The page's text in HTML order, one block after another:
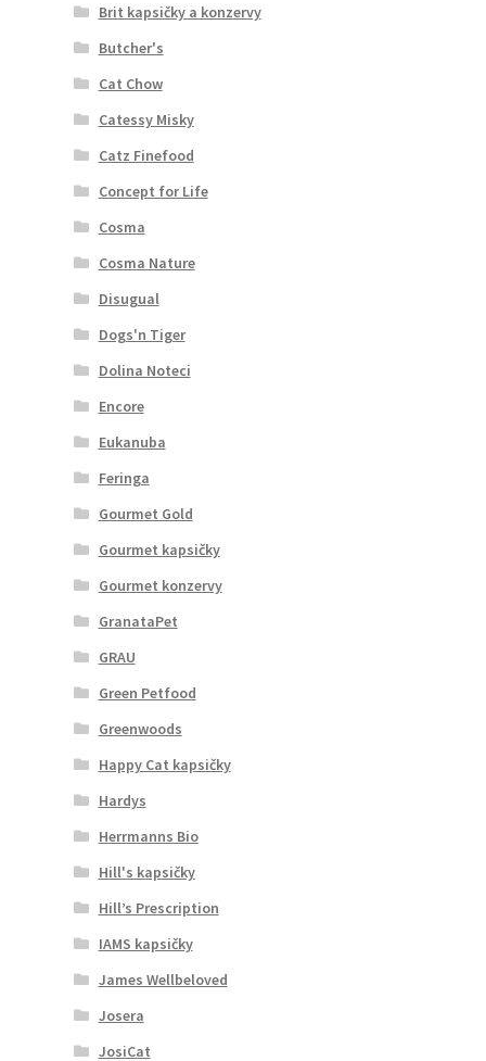
Brit kapsičky a konzervy
Butcher's
Cat Chow
Catessy Misky
Catz Finefood
Concept for Life
Cosma
Cosma Nature
Disugual
Dogs'n Tiger
Dolina Noteci
Encore
Eukanuba
Feringa
Gourmet Gold
Gourmet kapsičky
Gourmet konzervy
GranataPet
GRAU
Green Petfood
Greenwoods
Happy Cat kapsičky
Hardys
Herrmanns Bio
Hill's kapsičky
Hill’s Prescription
IAMS kapsičky
James Wellbeloved
Josera
JosiCat